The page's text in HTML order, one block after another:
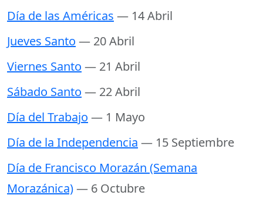
Día de las Américas — 14 Abril
Jueves Santo — 20 Abril
Viernes Santo — 21 Abril
Sábado Santo — 22 Abril
Día del Trabajo — 1 Mayo
Día de la Independencia — 15 Septiembre
Día de Francisco Morazán (Semana
Morazánica)— 6 Octubre